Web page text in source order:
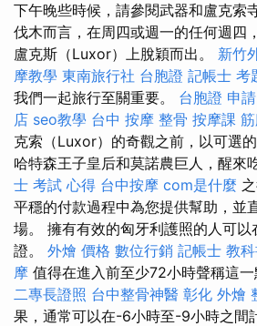
下午晚些時候，請參閱武器和盧克索
伐木而言，在周四或週一的任何週四
盧克斯（Luxor）上脫穎而出。 新竹
摩教學 東南旅行社 台胞證 記帳士 考
我們一起旅行至關重要。 台胞證 申請
店 seo教學 台中 按摩 整骨 按摩課
克索（Luxor）的奇觀之前，以可選
哈特森王子皇后和莫諾農巨人，醒來
士 考試 心得 台中按摩 com是什麼
平穩的付款過程中為您提供幫助，並
場。 擁有有效的匈牙利護照的人可
證。 外燴 價格 數位行銷 記帳士 教
摩 值得在進入前至少72小時聲稱這一
二專長證照 台中整骨神醫 彰化 外燴
果，通常可以在-6小時至-9小時之間